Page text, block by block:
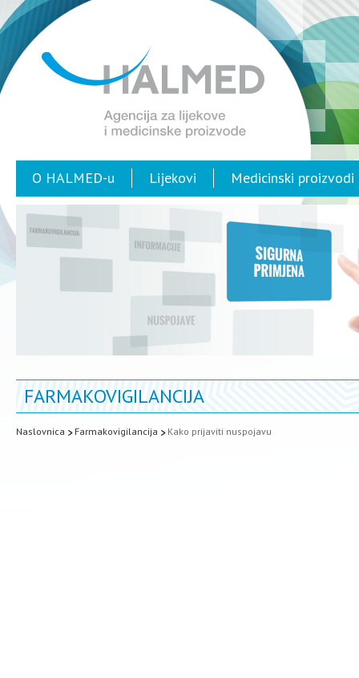
O HALMED-u Lijekovi Medicinski proizvodi
FARMAKOVIGILANCIJA
Naslovnica Farmakovigilancija Kako prijaviti nuspojavu